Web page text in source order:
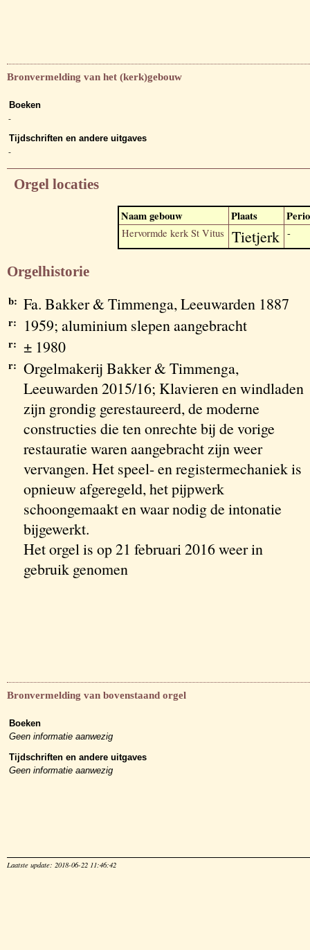
Bronvermelding van het (kerk)gebouw
Boeken
-
Tijdschriften en andere uitgaves
-
Orgel locaties
Naam gebouw Plaats
Hervormde kerk St Vitus Tietjerk -
Orgelhistorie
b: Fa. Bakker & Timmenga, Leeuwarden 1887
r: 1959; aluminium slepen aangebracht
r: ± 1980
r: Orgelmakerij Bakker & Timmenga,
Leeuwarden 2015/16; Klavieren en windladen
zijn grondig gerestaureerd, de moderne
constructies die ten onrechte bij de vorige
restauratie waren aangebracht zijn weer
vervangen. Het speel- en registermechaniek is
opnieuw afgeregeld, het pijpwerk
schoongemaakt en waar nodig de intonatie
bijgewerkt.
Het orgel is op 21 februari 2016 weer in
gebruik genomen
Bronvermelding van bovenstaand orgel
Boeken
Geen informatie aanwezig
Tijdschriften en andere uitgaves
Geen informatie aanwezig
Laatste update: 2018-06-22 11:46:42